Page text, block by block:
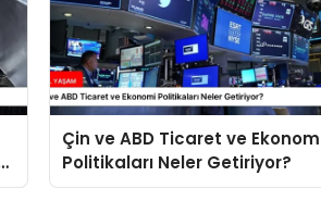
Çin ve ABD Ticaret ve
Politikaları Neler Getiriyor?